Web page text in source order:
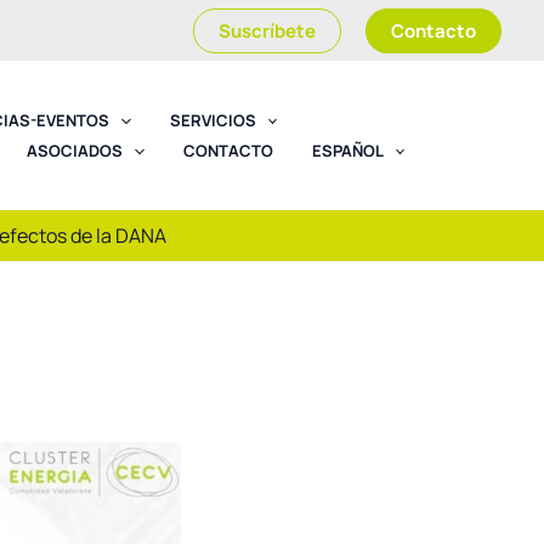
Suscríbete Contacto
EVENTOS
SERVICIOS
ASOCIADOS
CONTACTO ESPAÑOL
de la DANA